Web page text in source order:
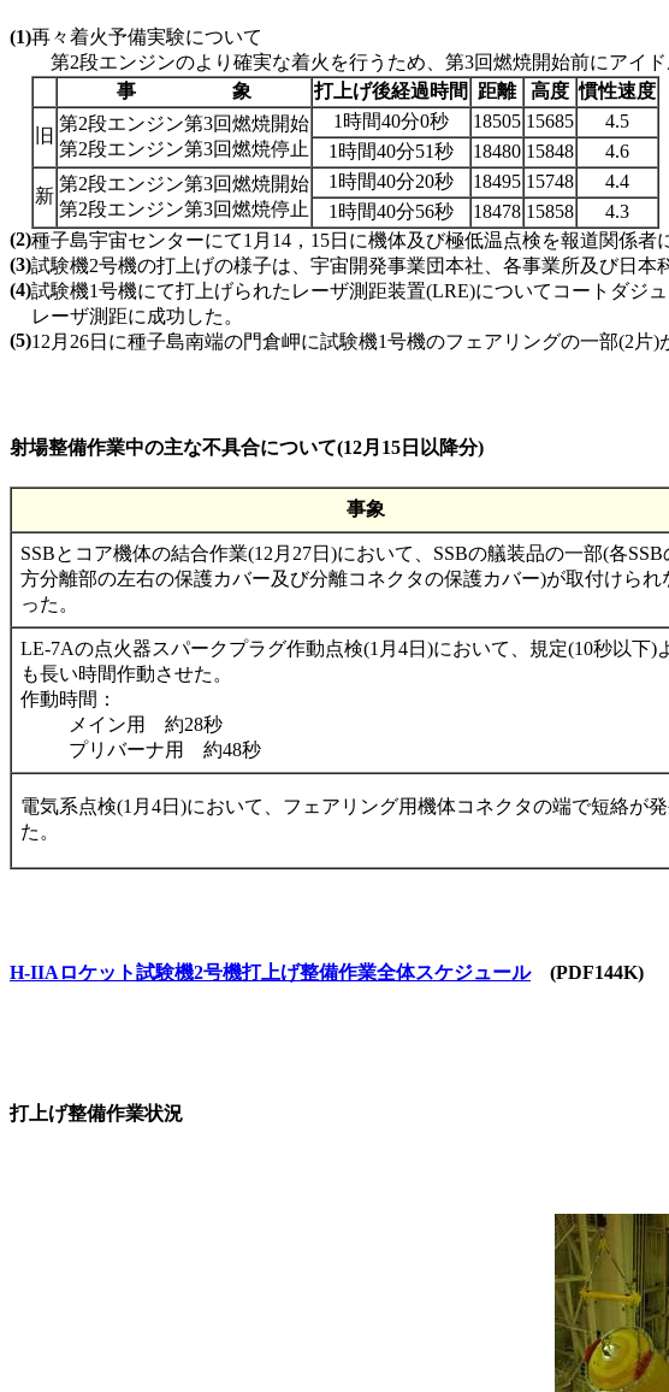
(1)再々着火予備実験について
第2段エンジンのより確実な着火を行うため、第3回燃焼開始前にアイ
事 象
打上げ後経過時間 距離 高度 慣性速度
旧
第2段エンジン第3回燃焼開始
第2段エンジン第3回燃焼停止
1時間40分0秒 18505 15685
4.5
1時間40分51秒
18480 15848 4.6
新
第2段エンジン第3回燃焼開始
第2段エンジン第3回燃焼停止
1時間40分20秒 18495 15748
4.4
1時間40分56秒
18478 15858
4.3
(2)種子島宇宙センターにて1月14，15日に機体及び極低温点検を報道関係者
(3)試験機2号機の打上げの様子は、宇宙開発事業団本社、各事業所及び日
(4)試験機1号機にて打上げられたレーザ測距装置(LRE)についてコートダジ
レーザ測距に成功した。
(5)12月26日に種子島南端の門倉岬に試験機1号機のフェアリングの一部(2片)
射場整備作業中の主な不具合について(12月15日以降分)
事象
SSBとコア機体の結合作業(12月27日)において、SSBの艤装品の一部(各SSB
方分離部の左右の保護カバー及び分離コネクタの保護カバー)が取付けられ
った。
LE-7Aの点火器スパークプラグ作動点検(1月4日)において、規定(10秒以下)
も長い時間作動させた。
作動時間：
メイン用 約28秒
プリバーナ用 約48秒
電気系点検(1月4日)において、フェアリング用機体コネクタの端で短絡が
た。
H-IIAロケット試験機2号機打上げ整備作業全体スケジュール(PDF144K)
打上げ整備作業状況